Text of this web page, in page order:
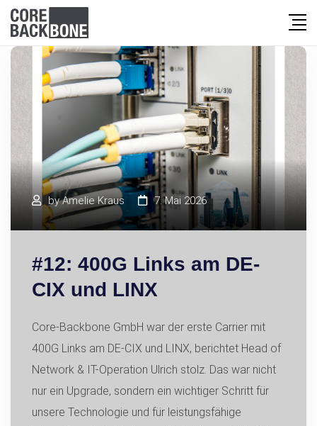
byAmelie Kraus 7. Mai 2026
#12: 400G Links am DE-
CIX und LINX
Core-Backbone GmbH war der erste Carrier mit
400G Links am DE-CIX und LINX, berichtet Head of
Network & IT-Operation Ulrich stolz. Das war nicht
nur ein Upgrade, sondern ein wichtiger Schritt für
unsere Technologie und für leistungsfähige